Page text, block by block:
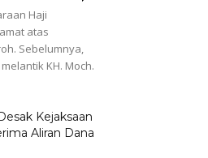
Haji
atas
Sebelumnya,
KH. Moch.
Kejaksaan
Aliran Dana